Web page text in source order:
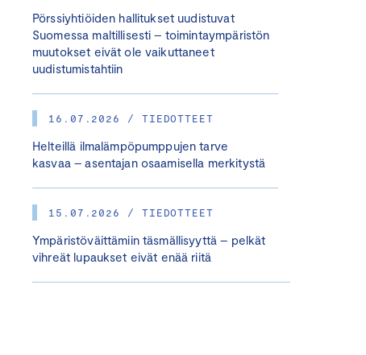
Pörssiyhtiöiden hallitukset uudistuvat
Suomessa maltillisesti – toimintaympäristön
muutokset eivät ole vaikuttaneet
uudistumistahtiin
16.07.2026 / TIEDOTTEET
Helteillä ilmalämpöpumppujen tarve
kasvaa – asentajan osaamisella merkitystä
15.07.2026 / TIEDOTTEET
Ympäristöväittämiin täsmällisyyttä – pelkät
vihreät lupaukset eivät enää riitä